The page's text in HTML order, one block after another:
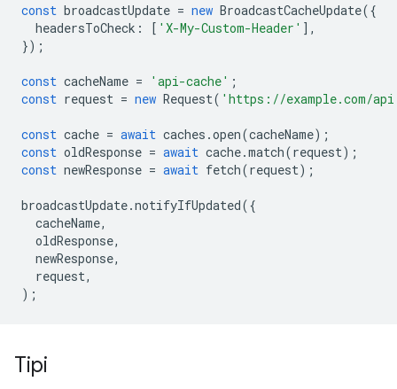
const broadcastUpdate = new BroadcastCacheUpdate({
headersToCheck : [ 'X-My-Custom-Header' ],
});
const cacheName = 'api-cache' ;
const request = new Request( 'https://example.com/
const cache = await caches .open(cacheName);
const oldResponse = await cache.match(request);
const newResponse = await fetch(request);
broadcastUpdate.notifyIfUpdated({
cacheName,
oldResponse,
newResponse,
request,
);
Tipi